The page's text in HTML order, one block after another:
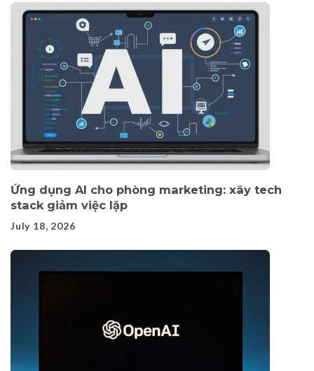
Ứng dụng AI cho phòng marketing: xây tech
stack giảm việc lặp
July 18, 2026